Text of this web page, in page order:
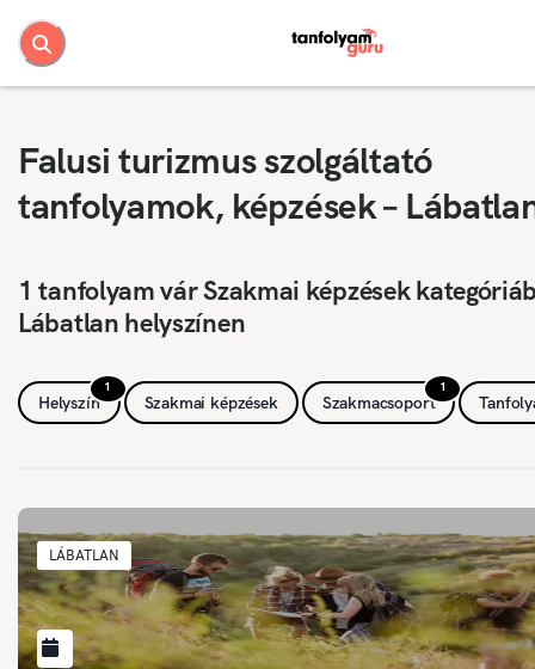
Falusi turizmus szolgáltató
tanfolyamok, képzések –
1 tanfolyam vár Szakmai képzések
Lábatlan helyszínen
1
Helyszín Szakmai képzések
1
Szakmacsoport
LÁBATLAN